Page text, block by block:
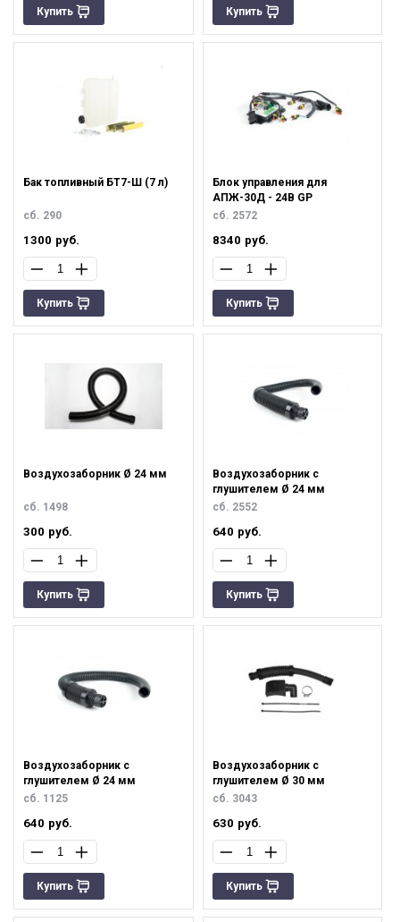
Купить Купить
Бак топливный БТ7-Ш (7 л)
сб. 290
1300 руб.
Купить
Блок управления для
АПЖ-30Д - 24В GP
сб. 2572
8340 руб.
Купить
Воздухозаборник Ø 24 мм
сб. 1498
300 руб.
Купить
Воздухозаборник с
глушителем Ø 24 мм
сб. 2552
640 руб.
Купить
Воздухозаборник с
глушителем Ø 24 мм
сб. 1125
640 руб.
Купить
Воздухозаборник с
глушителем Ø 30 мм
сб. 3043
630 руб.
Купить